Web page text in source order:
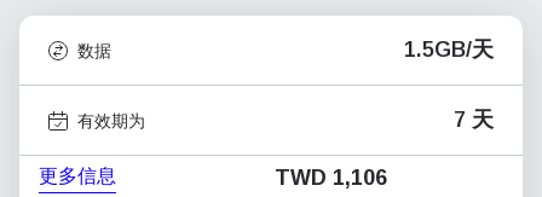
数据 1.5GB/天
有效期为 7 天
更多信息 TWD 1,106